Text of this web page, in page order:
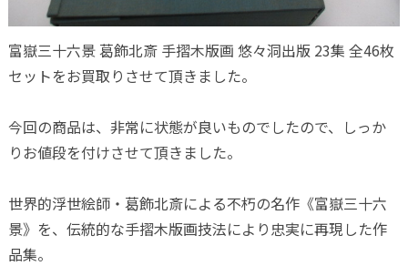
富嶽三十六景 葛飾北斎 手摺木版画 悠々洞出版 23集 全46枚
セットをお買取りさせて頂きました。
今回の商品は、非常に状態が良いものでしたので、しっか
りお値段を付けさせて頂きました。
世界的浮世絵師・葛飾北斎による不朽の名作《富嶽三十六
景》を、伝統的な手摺木版画技法により忠実に再現した作
品集。